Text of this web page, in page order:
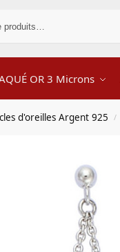
OR 3 Microns
d'oreilles Argent 925 /